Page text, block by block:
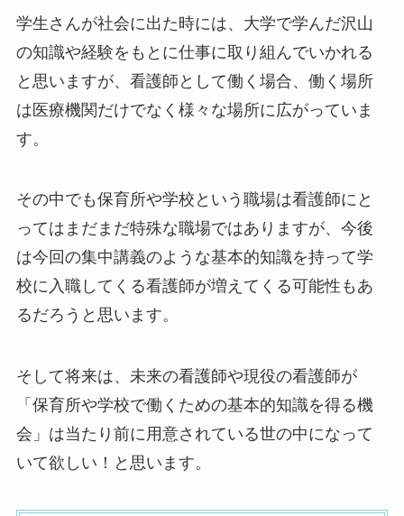
学生さんが社会に出た時には、大学で学んだ沢山
の知識や経験をもとに仕事に取り組んでいかれる
と思いますが、看護師として働く場合、働く場所
は医療機関だけでなく様々な場所に広がっていま
す。
その中でも保育所や学校という職場は看護師にと
ってはまだまだ特殊な職場ではありますが、今後
は今回の集中講義のような基本的知識を持って学
校に入職してくる看護師が増えてくる可能性もあ
るだろうと思います。
そして将来は、未来の看護師や現役の看護師が
「保育所や学校で働くための基本的知識を得る機
会」は当たり前に用意されている世の中になって
いて欲しい！と思います。